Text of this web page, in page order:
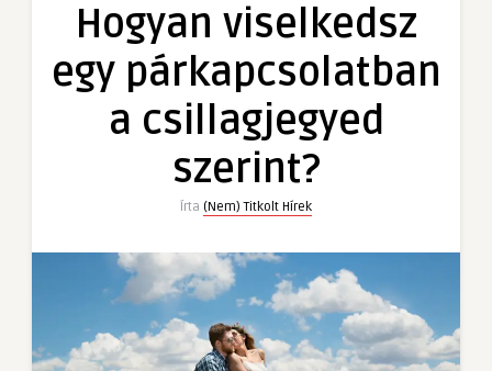
párkapcsolatban
csillagjegyed
bejegyzéshez
Hogyan viselkedsz
egy párkapcsolatban
a csillagjegyed
szerint?
Írta (Nem) Titkolt Hírek